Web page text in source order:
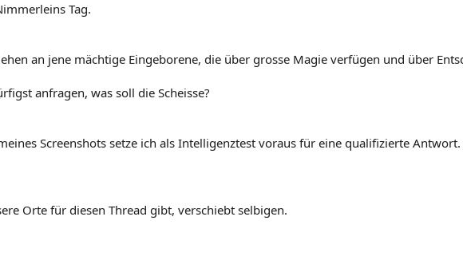
Tag.
an jene mächtige Eingeborene, die über grosse Magie verfügen und über
anfragen, was soll die Scheisse?
Screenshots setze ich als Intelligenztest voraus für eine qualifizierte Antwort.
Orte für diesen Thread gibt, verschiebt selbigen.